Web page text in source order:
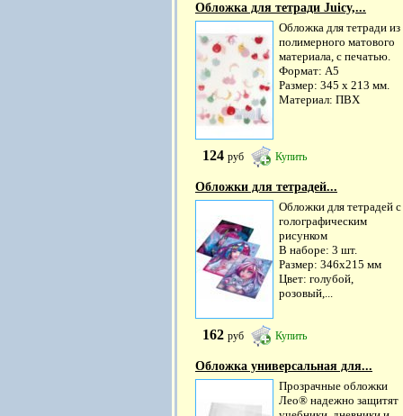
Обложка для тетради Juicy,...
Обложка для тетради из
полимерного матового
материала, с печатью.
Формат: А5
Размер: 345 х 213 мм.
Материал: ПВХ
124 руб Купить
Обложки для тетрадей...
Обложки для тетрадей с
голографическим
рисунком
В наборе: 3 шт.
Размер: 346х215 мм
Цвет: голубой,
розовый,...
162 руб Купить
Обложка универсальная для...
Прозрачные обложки
Лео® надежно защитят